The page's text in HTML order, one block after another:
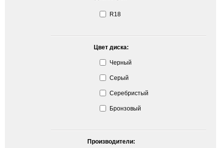
R18
Цвет диска:
Черный
Серый
Серебристый
Бронзовый
Производители: